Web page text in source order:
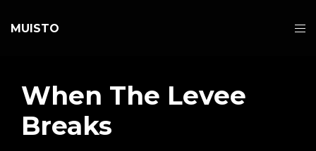
MUISTO
When The Levee
Breaks